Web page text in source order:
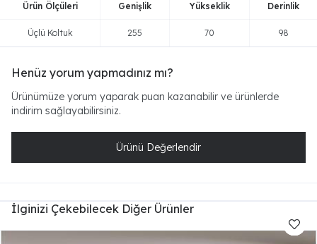
Ürün Ölçüleri Genişlik Yükseklik Derinlik
Üçlü Koltuk 255 70 98
Henüz yorum yapmadınız mı?
Ürünümüze yorum yaparak puan kazanabilir ve ürünlerde
indirim sağlayabilirsiniz.
Ürünü Değerlendir
İlginizi Çekebilecek Diğer Ürünler